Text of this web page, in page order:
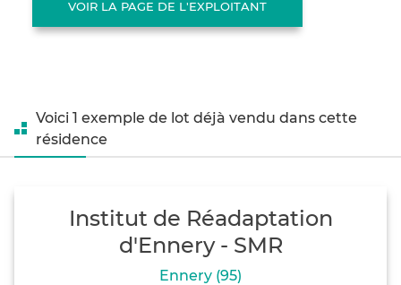
VOIR LA PAGE DE L'EXPLOITANT
Voici 1 exemple de lot déjà vendu dans cette
résidence
Institut de Réadaptation
d'Ennery - SMR
Ennery (95)